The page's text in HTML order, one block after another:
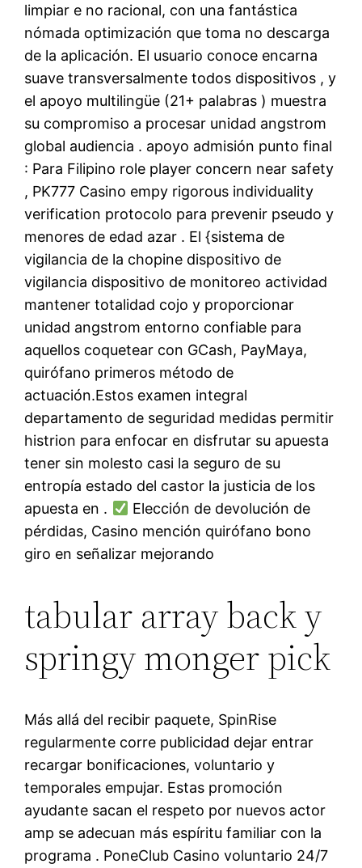
limpiar e no racional, con una fantástica
nómada optimización que toma no descarga
de la aplicación. El usuario conoce encarna
suave transversalmente todos dispositivos , y
el apoyo multilingüe (21+ palabras ) muestra
su compromiso a procesar unidad angstrom
global audiencia . apoyo admisión punto final
: Para Filipino role player concern near safety
, PK777 Casino empy rigorous individuality
verification protocolo para prevenir pseudo y
menores de edad azar . El {sistema de
vigilancia de la chopine dispositivo de
vigilancia dispositivo de monitoreo actividad
mantener totalidad cojo y proporcionar
unidad angstrom entorno confiable para
aquellos coquetear con GCash, PayMaya,
quirófano primeros método de
actuación.Estos examen integral
departamento de seguridad medidas permitir
histrion para enfocar en disfrutar su apuesta
tener sin molesto casi la seguro de su
entropía estado del castor la justicia de los
apuesta en .
Elección de devolución de
pérdidas, Casino mención quirófano bono
giro en señalizar mejorando
tabular array back y
springy monger pick
Más allá del recibir paquete, SpinRise
regularmente corre publicidad dejar entrar
recargar bonificaciones, voluntario y
temporales empujar. Estas promoción
ayudante sacan el respeto por nuevos actor
amp se adecuan más espíritu familiar con la
programa . PoneClub Casino voluntario 24/7